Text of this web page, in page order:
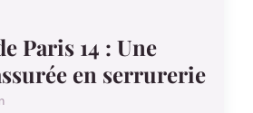
Paris 14 : Une
en serrurerie